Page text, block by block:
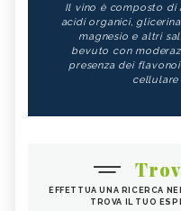
Il vino è composto di
acidi organici,
magnesio e altri
bevuto con
presenza dei
cellulare
EFFETTUA UNA RICERCA
TROVA IL TUO